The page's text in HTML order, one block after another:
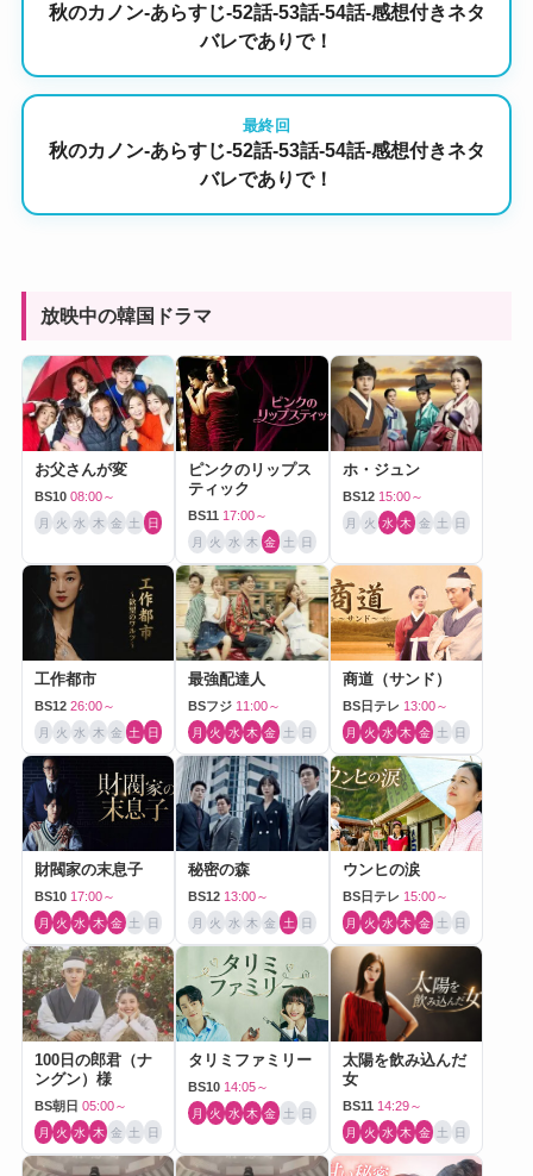
秋のカノン-あらすじ-52話-53話-54話-感想付きネタ
バレでありで！
最終回
秋のカノン-あらすじ-52話-53話-54話-感想付きネタ
バレでありで！
放映中の韓国ドラマ
お父さんが変
BS10 08:00～
月 火 水 木 金 土 日
ピンクのリップス
ティック
BS11 17:00～
月 火 水 木 金 土 日
ホ・ジュン
BS12 15:00～
月 火 水 木 金 土 日
工作都市
BS12 26:00～
月 火 水 木 金 土 日
最強配達人
BSフジ 11:00～
月 火 水 木 金 土 日
商道（サンド）
BS日テレ 13:00～
月 火 水 木 金 土 日
財閥家の末息子
BS10 17:00～
月 火 水 木 金 土 日
秘密の森
BS12 13:00～
月 火 水 木 金 土 日
ウンヒの涙
BS日テレ 15:00～
月 火 水 木 金 土 日
100日の郎君（ナ
ングン）様
BS朝日 05:00～
月 火 水 木 金 土 日
タリミファミリー
BS10 14:05～
月 火 水 木 金 土 日
太陽を飲み込んだ
女
BS11 14:29～
月 火 水 木 金 土 日